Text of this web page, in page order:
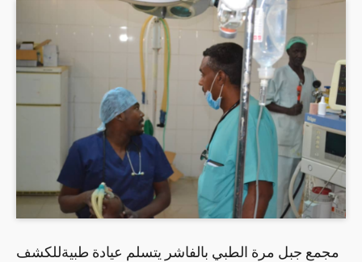
مجمع جبل مرة الطبي بالفاشر يتسلم عيادة طبيةللكشف